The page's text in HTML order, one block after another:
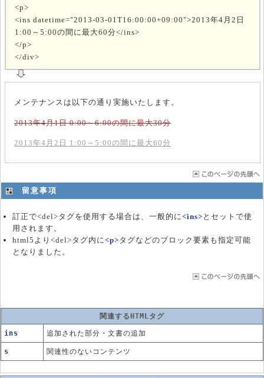
<p>
<ins datetime="2013-03-01T16:00:00+09:00">2013年4月2日
1:00～5:00の間に最大60分</ins>
</p>
</div>
メンテナンスは以下の通り実施いたします。
2013年4月1日 0:00～6:00の間に最大30分
2013年4月2日 1:00～5:00の間に最大60分
留意事項
訂正で<del>タグを使用する場合は、一般的に<ins> とセットで使
用されます。
html5より<del>タグ内に<p>タグなどのブロック要素も指定可能
となりました。
関連するHTMLタグ
ins 追加された部分・文書の追加
s 関連性のないコンテンツ